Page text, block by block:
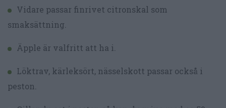
Vidare passar finrivet citronskal som
smaksättning.
Äpple är valfritt att ha i.
Löktrav, kärleksört, nässelskott passar också i
peston.